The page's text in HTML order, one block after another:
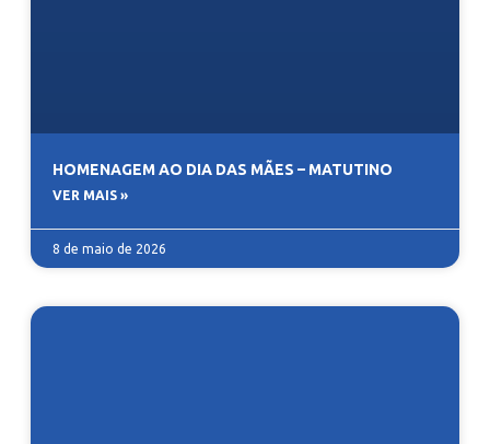
HOMENAGEM AO DIA DAS MÃES – MATUTINO
VER MAIS »
8 de maio de 2026